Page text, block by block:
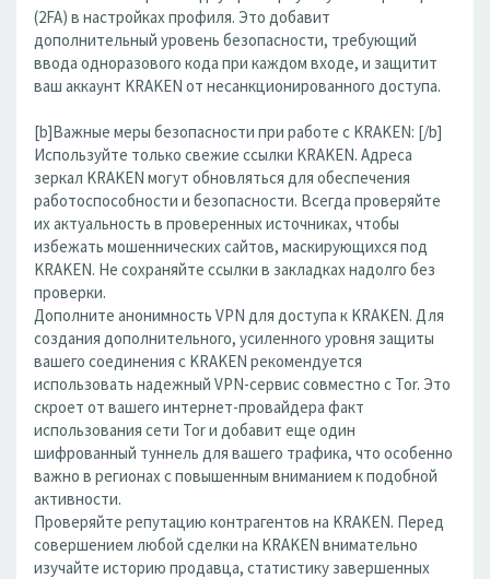
(2FA) в настройках профиля. Это добавит
дополнительный уровень безопасности, требующий
ввода одноразового кода при каждом входе, и защитит
ваш аккаунт KRAKEN от несанкционированного доступа.
[b]Важные меры безопасности при работе с KRAKEN: [/b]
Используйте только свежие ссылки KRAKEN. Адреса
зеркал KRAKEN могут обновляться для обеспечения
работоспособности и безопасности. Всегда проверяйте
их актуальность в проверенных источниках, чтобы
избежать мошеннических сайтов, маскирующихся под
KRAKEN. Не сохраняйте ссылки в закладках надолго без
проверки.
Дополните анонимность VPN для доступа к KRAKEN. Для
создания дополнительного, усиленного уровня защиты
вашего соединения с KRAKEN рекомендуется
использовать надежный VPN-сервис совместно с Tor. Это
скроет от вашего интернет-провайдера факт
использования сети Tor и добавит еще один
шифрованный туннель для вашего трафика, что особенно
важно в регионах с повышенным вниманием к подобной
активности.
Проверяйте репутацию контрагентов на KRAKEN. Перед
совершением любой сделки на KRAKEN внимательно
изучайте историю продавца, статистику завершенных